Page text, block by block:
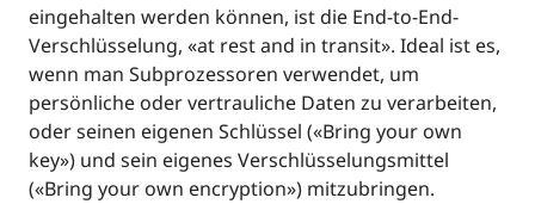
eingehalten werden können, ist die End-to-End-
Verschlüsselung, «at rest and in transit». Ideal ist es,
wenn man Subprozessoren verwendet, um
persönliche oder vertrauliche Daten zu verarbeiten,
oder seinen eigenen Schlüssel («Bring your own
key») und sein eigenes Verschlüsselungsmittel
(«Bring your own encryption») mitzubringen.